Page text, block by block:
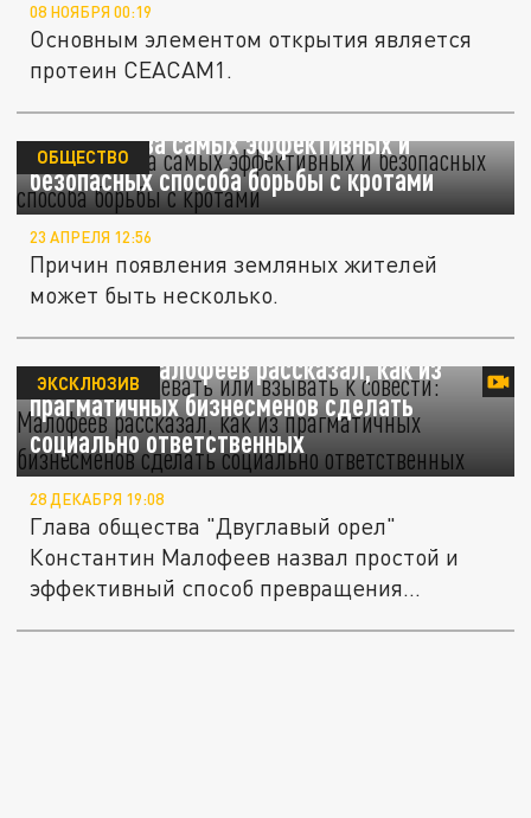
08 НОЯБРЯ 00:19
Основным элементом открытия является
протеин CEACAM1.
Названы два самых эффективных и
безопасных способа борьбы с кротами
ОБЩЕСТВО
23 АПРЕЛЯ 12:56
Причин появления земляных жителей
может быть несколько.
"Не надо увещевать или взывать к
совести": Малофеев рассказал, как из
прагматичных бизнесменов сделать
социально ответственных
ЭКСКЛЮЗИВ
28 ДЕКАБРЯ 19:08
Глава общества "Двуглавый орел"
Константин Малофеев назвал простой и
эффективный способ превращения...